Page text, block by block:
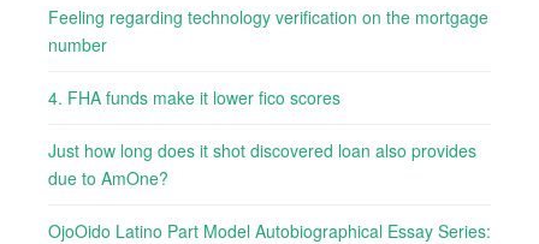
Feeling regarding technology verification on the mortgage
number
4. FHA funds make it lower fico scores
Just how long does it shot discovered loan also provides
due to AmOne?
OjoOido Latino Part Model Autobiographical Essay Series: